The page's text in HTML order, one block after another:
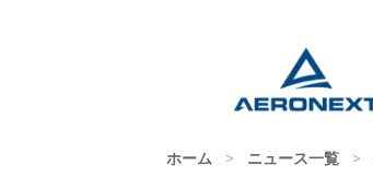
ホーム > ニュース一覧 >